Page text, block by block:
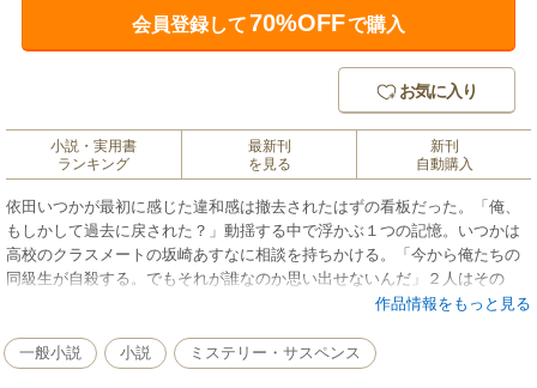
会員登録して70%OFFで購入
お気に入り
小説・実用書
ランキング
最新刊
を見る
新刊
自動購入
依田いつかが最初に感じた違和感は撤去されたはずの看板だった。「俺、
もしかして過去に戻された？」動揺する中で浮かぶ１つの記憶。いつかは
高校のクラスメートの坂崎あすなに相談を持ちかける。「今から俺たちの
同級生が自殺する。でもそれが誰なのか思い出せないんだ」２人はその
作品情報をもっと見る
一般小説 小説 ミステリー・サスペンス